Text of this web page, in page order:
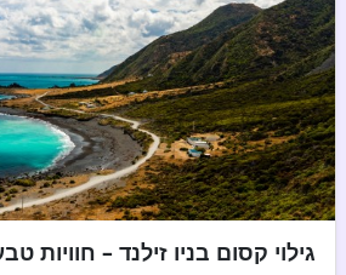
גילוי קסום בניו זילנד –